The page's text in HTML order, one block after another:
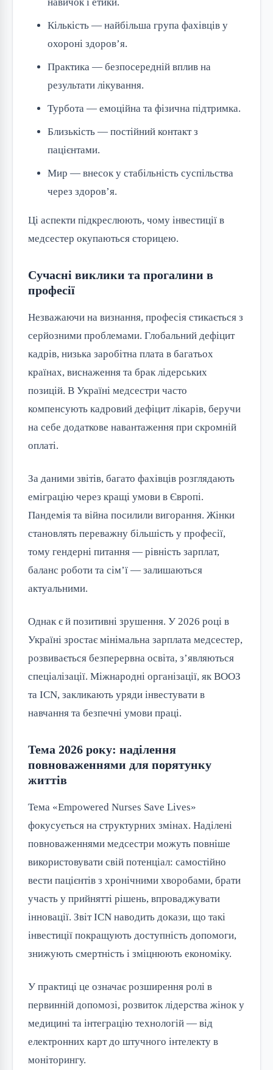
Кількість — найбільша група фахівців у
охороні здоров’я.
Практика — безпосередній вплив на
результати лікування.
Турбота — емоційна та фізична підтримка.
Близькість — постійний контакт з
пацієнтами.
Мир — внесок у стабільність суспільства
через здоров’я.
Ці аспекти підкреслюють, чому інвестиції в
медсестер окупаються сторицею.
Сучасні виклики та прогалини в
професії
Незважаючи на визнання, професія стикається з
серйозними проблемами. Глобальний дефіцит
кадрів, низька заробітна плата в багатьох
країнах, виснаження та брак лідерських
позицій. В Україні медсестри часто
компенсують кадровий дефіцит лікарів, беручи
на себе додаткове навантаження при скромній
оплаті.
За даними звітів, багато фахівців розглядають
еміграцію через кращі умови в Європі.
Пандемія та війна посилили вигорання. Жінки
становлять переважну більшість у професії,
тому гендерні питання — рівність зарплат,
баланс роботи та сім’ї — залишаються
актуальними.
Однак є й позитивні зрушення. У 2026 році в
Україні зростає мінімальна зарплата медсестер,
розвивається безперервна освіта, з’являються
спеціалізації. Міжнародні організації, як ВООЗ
та ICN, закликають уряди інвестувати в
навчання та безпечні умови праці.
Тема 2026 року: наділення
повноваженнями для порятунку
життів
Тема «Empowered Nurses Save Lives»
фокусується на структурних змінах. Наділені
повноваженнями медсестри можуть повніше
використовувати свій потенціал: самостійно
вести пацієнтів з хронічними хворобами, брати
участь у прийнятті рішень, впроваджувати
інновації. Звіт ICN наводить докази, що такі
інвестиції покращують доступність допомоги,
знижують смертність і зміцнюють економіку.
У практиці це означає розширення ролі в
первинній допомозі, розвиток лідерства жінок у
медицині та інтеграцію технологій — від
електронних карт до штучного інтелекту в
моніторингу.